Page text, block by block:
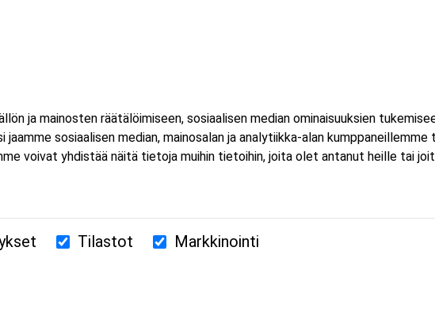
tapahtuu Microsoft Teams-sovelluksella. Voit osallistua
haluat ladata Teams-sovelluksen, löydät sen omasta sovelluskaupasta.
21 / 00380 Helsinki
ja mainosten räätälöimiseen, sosiaalisen median ominaisuuksien
jaamme sosiaalisen median, mainosalan ja analytiikka-alan
voivat yhdistää näitä tietoja muihin tietoihin, joita olet antanut heille tai
Tilastot Markkinointi